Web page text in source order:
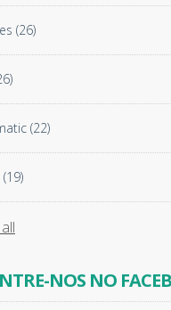
(26)
(22)
(19)
NOS NO